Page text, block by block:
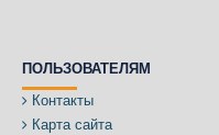
ПОЛЬЗОВАТЕЛЯМ
Контакты
Карта сайта